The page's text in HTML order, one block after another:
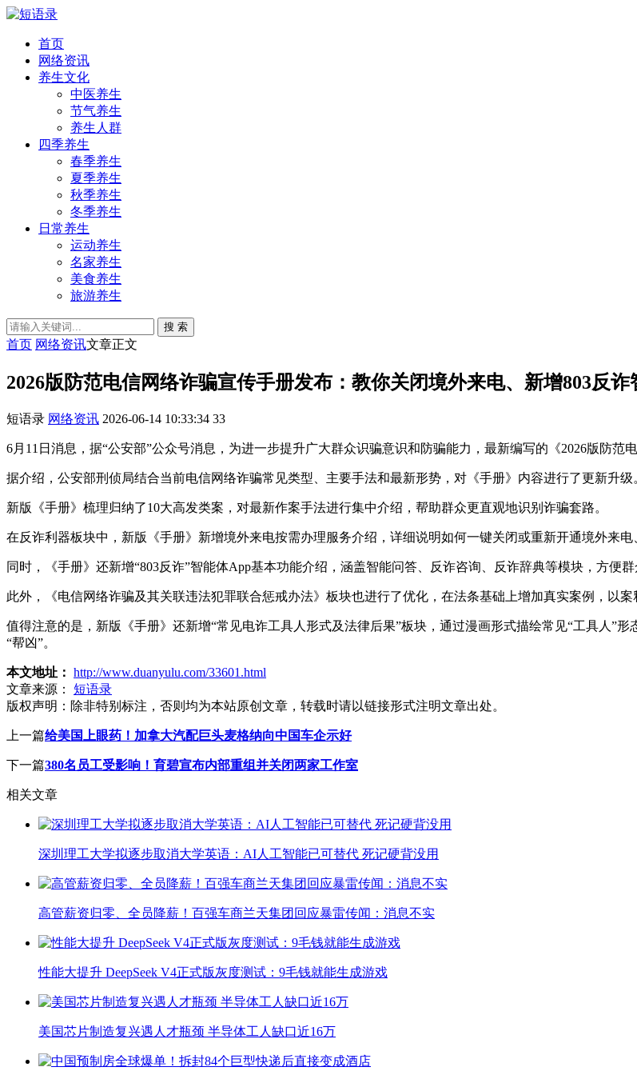
首页
网络资讯
养生文化
中医养生
节气养生
养生人群
四季养生
春季养生
夏季养生
秋季养生
冬季养生
日常养生
运动养生
名家养生
美食养生
旅游养生
搜 索
首页 网络资讯文章正文
2026版防范电信网络诈骗宣传手册发布：教你关闭境外来电、新增803反诈
短语录 网络资讯 2026-06-14 10:33:34 33
6月11日消息，据“公安部”公众号消息，为进一步提升广大群众识骗意识和防骗能力，最新编写的《2026版防范
据介绍，公安部刑侦局结合当前电信网络诈骗常见类型、主要手法和最新形势，对《手册》内容进行了更新升级
新版《手册》梳理归纳了10大高发类案，对最新作案手法进行集中介绍，帮助群众更直观地识别诈骗套路。
在反诈利器板块中，新版《手册》新增境外来电按需办理服务介绍，详细说明如何一键关闭或重新开通境外来电
同时，《手册》还新增“803反诈”智能体App基本功能介绍，涵盖智能问答、反诈咨询、反诈辞典等模块，方便群
此外，《电信网络诈骗及其关联违法犯罪联合惩戒办法》板块也进行了优化，在法条基础上增加真实案例，以案
值得注意的是，新版《手册》还新增“常见电诈工具人形式及法律后果”板块，通过漫画形式描绘常见“工具人”
“帮凶”。
本文地址： http://www.duanyulu.com/33601.html
文章来源：
短语录
版权声明： 除非特别标注，否则均为本站原创文章，转载时请以链接形式注明文章出处。
上一篇给美国上眼药！加拿大汽配巨头麦格纳向中国车企示好
下一篇380名员工受影响！育碧宣布内部重组并关闭两家工作室
相关文章
深圳理工大学拟逐步取消大学英语：AI人工智能已可替代 死记硬背没用
高管薪资归零、全员降薪！百强车商兰天集团回应暴雷传闻：消息不实
性能大提升 DeepSeek V4正式版灰度测试：9毛钱就能生成游戏
美国芯片制造复兴遇人才瓶颈 半导体工人缺口近16万